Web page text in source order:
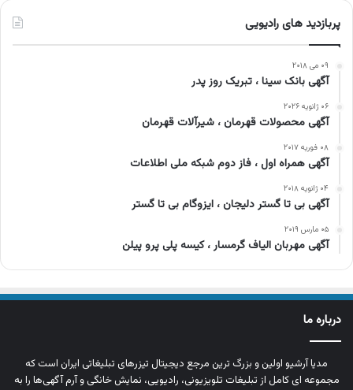
پربازدید های رادیویی
۰۹ می ۲۰۱۸
آگهی بانک سینا ، تبریک روز پدر
۰۶ ژانویه ۲۰۲۶
آگهی محصولات قهرمان ، شیرآلات قهرمان
۰۸ فوریه ۲۰۱۷
آگهی همراه اول ، فاز دوم شبکه ملی اطلاعات
۰۴ ژانویه ۲۰۱۸
آگهی بی تا گستر دلیجان ، ایزوگام بی تا گستر
۰۵ مارس ۲۰۱۹
آگهی مهربان الیاف گرمسار ، کیسه پلی پرو پیلن
درباره ما
مدیا آرشیو اولین و بزرگ‌ ترین مرجع دیجیتال تیزرهای تبلیغاتی ایران است که
مجموعه‌ ای کامل از تبلیغات تلویزیونی، رادیویی، نمایش خانگی و آرم‌ آگهی‌ها را به‌